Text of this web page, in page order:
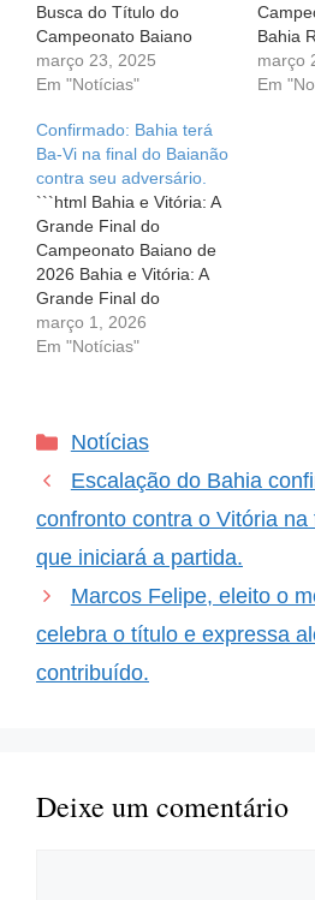
Busca do Título do
Campeonato Baiano
2025 Chegou o tão
esperado dia! Neste
hora de torcer e vibrar,
pois o Bahia entra em
campo para a grande
final do Campeonato
Baiano de 2025,…
março 23, 2025
Em "Notícias"
Bahia
hora
acima
março
Em
Confirmado: Bahia terá
Ba-Vi na final do Baianão
contra seu adversário.
```html Bahia e Vitória: A
Grande Final do
Campeonato Baiano de
2026 Bahia e Vitória: A
Grande Final do
Campeonato Baiano de
2026 Neste domingo (8),
campeonato baiano de
Vitória. Em um clássico…
março 1, 2026
Em "Notícias"
Categorias
Notícias
Escalação do Bahia
confronto contra o Vitória
que iniciará a partida.
Marcos Felipe, eleito o
celebra o título e expressa
contribuído.
Deixe um comentário